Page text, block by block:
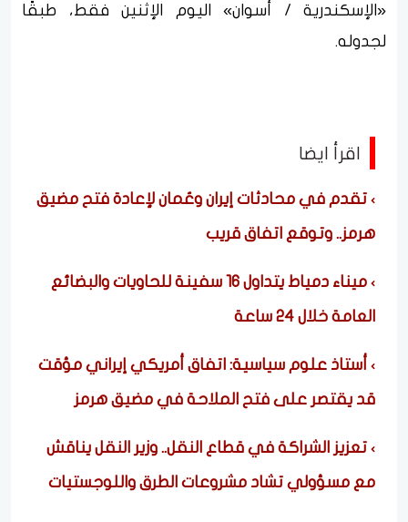
«الإسكندرية / أسوان» اليوم الإثنين فقط، طبقًا
لجدوله.
اقرأ ايضا
تقدم في محادثات إيران وعُمان لإعادة فتح مضيق
هرمز.. وتوقع اتفاق قريب
ميناء دمياط يتداول 16 سفينة للحاويات والبضائع
العامة خلال 24 ساعة
أستاذ علوم سياسية: اتفاق أمريكي إيراني مؤقت
قد يقتصر على فتح الملاحة في مضيق هرمز
تعزيز الشراكة في قطاع النقل.. وزير النقل يناقش
مع مسؤولي تشاد مشروعات الطرق واللوجستيات